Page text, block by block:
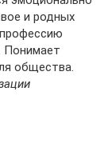
и родных
Понимает
общества.